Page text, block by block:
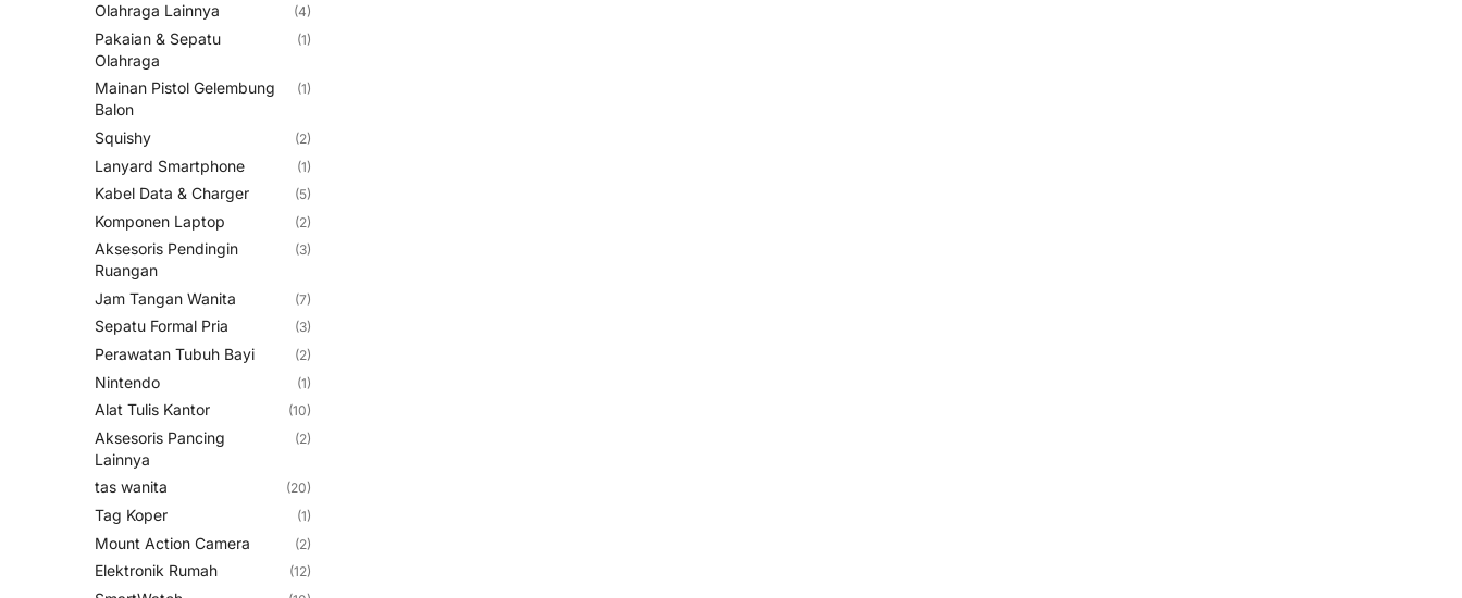
Olahraga Lainnya (4)
Pakaian & Sepatu
Olahraga
(1)
Mainan Pistol Gelembung
Balon
(1)
Squishy (2)
Lanyard Smartphone (1)
Kabel Data & Charger (5)
Komponen Laptop (2)
Aksesoris Pendingin
Ruangan
(3)
Jam Tangan Wanita (7)
Sepatu Formal Pria (3)
Perawatan Tubuh Bayi (2)
Nintendo (1)
Alat Tulis Kantor (10)
Aksesoris Pancing
Lainnya
(2)
tas wanita (20)
Tag Koper (1)
Mount Action Camera (2)
Elektronik Rumah (12)